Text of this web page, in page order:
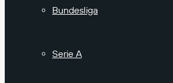
Bundesliga
Serie A